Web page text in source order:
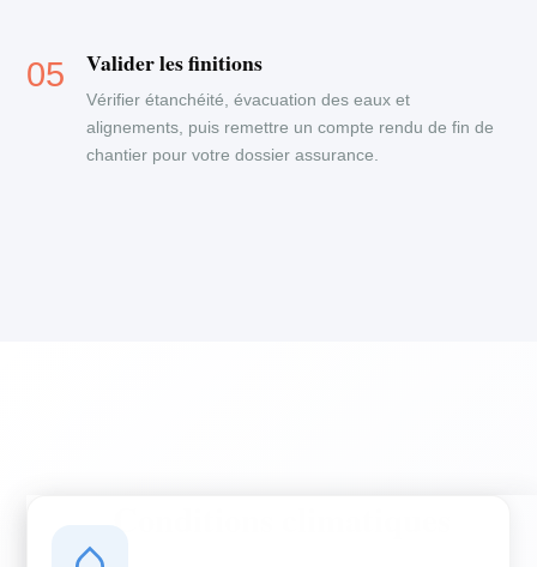
Valider les finitions
Vérifier étanchéité, évacuation des eaux et
alignements, puis remettre un compte rendu de fin de
chantier pour votre dossier assurance.